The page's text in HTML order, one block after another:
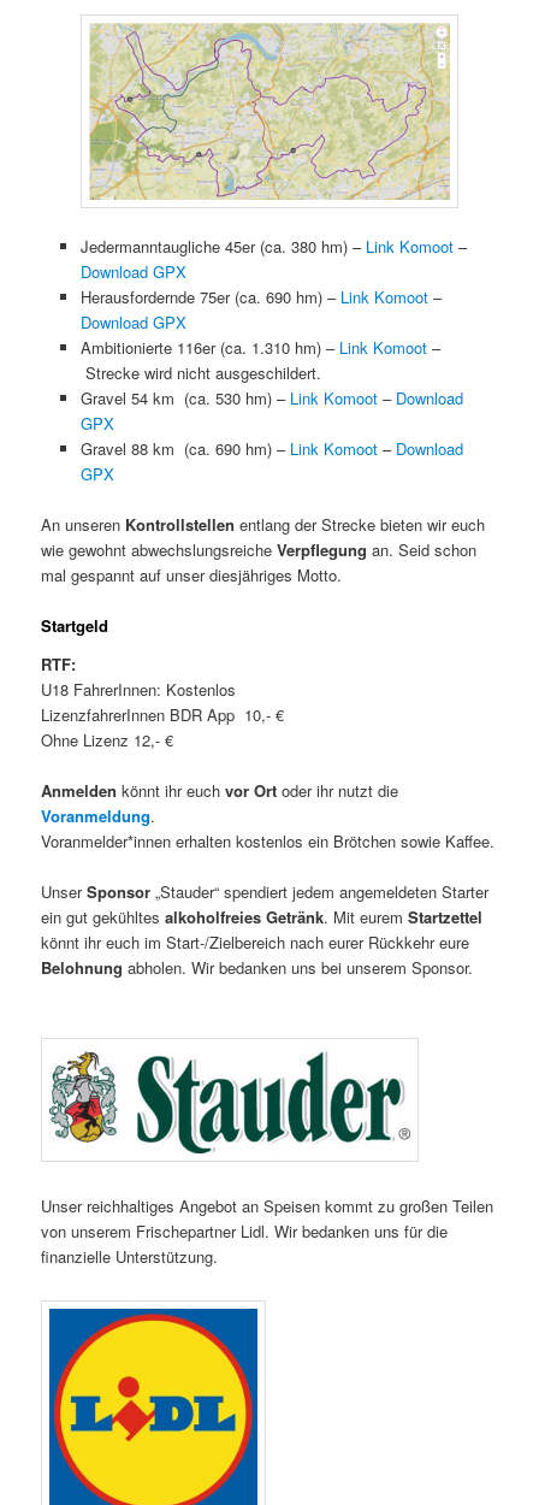
Jedermanntaugliche 45er (ca. 380 hm) – Link Komoot–
Download GPX
Herausfordernde 75er (ca. 690 hm) – Link Komoot–
Download GPX
Ambitionierte 116er (ca. 1.310 hm) – Link Komoot–
Strecke wird nicht ausgeschildert.
Gravel 54 km (ca. 530 hm) – Link Komoot – Download
GPX
Gravel 88 km (ca. 690 hm) – Link Komoot– Download
GPX
An unseren Kontrollstellen entlang der Strecke bieten wir euch
wie gewohnt abwechslungsreicheVerpflegung an. Seid schon
mal gespannt auf unser diesjähriges Motto.
Startgeld
RTF:
U18 FahrerInnen: Kostenlos
LizenzfahrerInnen BDR App 10,- €
Ohne Lizenz 12,- €
Anmelden könnt ihr euchvor Ortoder ihr nutzt die
Voranmeldung.
Voranmelder*innen erhalten kostenlos ein Brötchen sowie Kaffee.
UnserSponsor „Stauder“ spendiert jedem angemeldeten Starter
ein gut gekühltesalkoholfreies Getränk. Mit euremStartzettel
könnt ihr euch im Start-/Zielbereich nach eurer Rückkehr eure
Belohnung abholen. Wir bedanken uns bei unserem Sponsor.
Unser reichhaltiges Angebot an Speisen kommt zu großen Teilen
von unserem Frischepartner Lidl. Wir bedanken uns für die
finanzielle Unterstützung.